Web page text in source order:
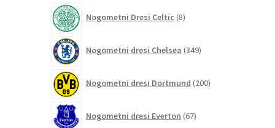
Nogometni Dresi Celtic 8izdelkov
Nogometni dresi Chelsea 349izdelkov
Nogometni dresi Dortmund 200izdelkov
Nogometni dresi Everton 67izdelkov